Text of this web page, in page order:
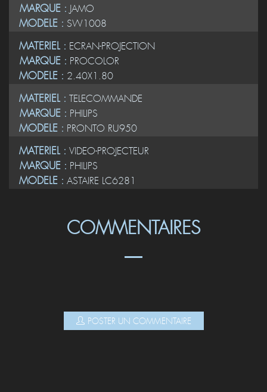
MARQUE : JAMO
MODELE : SW1008
MATERIEL : ECRAN-PROJECTION
MARQUE : PROCOLOR
MODELE : 2.40X1.80
MATERIEL : TELECOMMANDE
MARQUE : PHILIPS
MODELE : PRONTO RU950
MATERIEL : VIDEO-PROJECTEUR
MARQUE : PHILIPS
MODELE : ASTAIRE LC6281
COMMENTAIRES
POSTER UN COMMENTAIRE